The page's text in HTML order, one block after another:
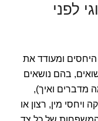
לפני
היחסים ומעודד את
בהם נושאים
מדברים ואיך),
ויחסי מין, רצון או